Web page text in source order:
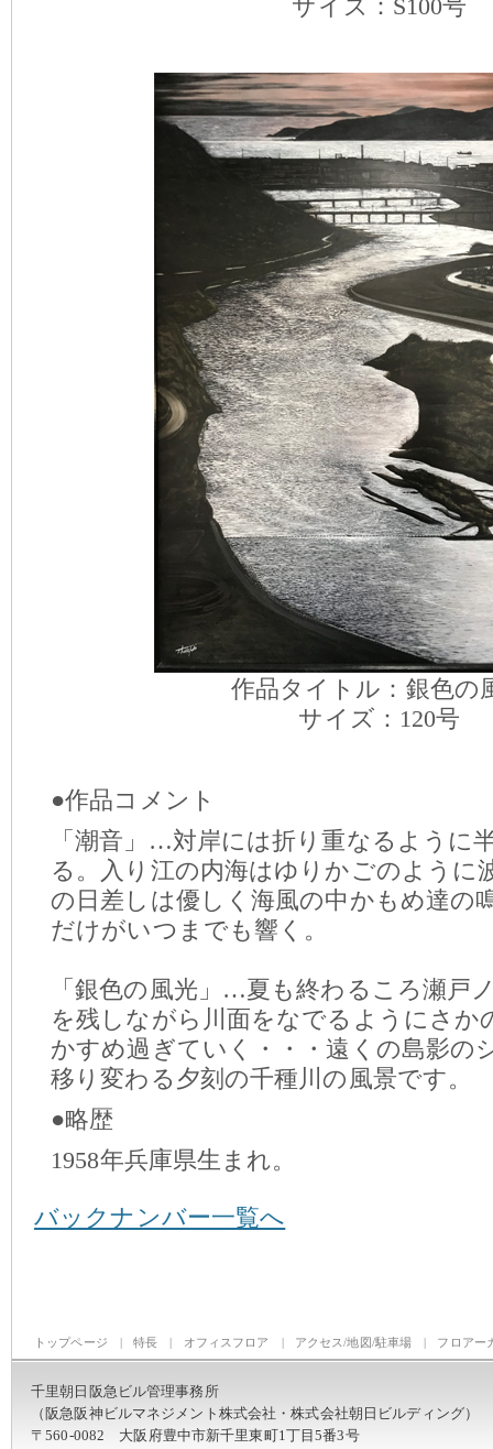
サイズ：S100号
作品タイトル：銀色の
サイズ：120号
●作品コメント
「潮音」…対岸には折り重なるように
る。入り江の内海はゆりかごのように
の日差しは優しく海風の中かもめ達の
だけがいつまでも響く。
「銀色の風光」…夏も終わるころ瀬戸
を残しながら川面をなでるようにさか
かすめ過ぎていく・・・遠くの島影の
移り変わる夕刻の千種川の風景です。
●略歴
1958年兵庫県生まれ。
バックナンバー一覧へ
トップページ | 特長 | オフィスフロア | アクセス/地図/駐車場 | フロアー
千里朝日阪急ビル管理事務所
（阪急阪神ビルマネジメント株式会社・株式会社朝日ビルディング）
〒560-0082 大阪府豊中市新千里東町1丁目5番3号